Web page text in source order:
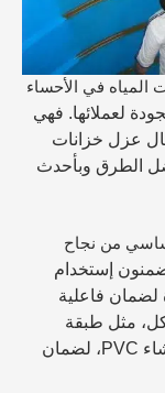
المياه في الأحساء
لعملائها. فهي
عزل خزانات
الطرق وبأحدث
من نجاح
إستخدام
لضمان فاعلية
مثل طبقة
حديدية خارجية، وطبقة بوليرثان داخلية، وغشاء PVC، لضمان